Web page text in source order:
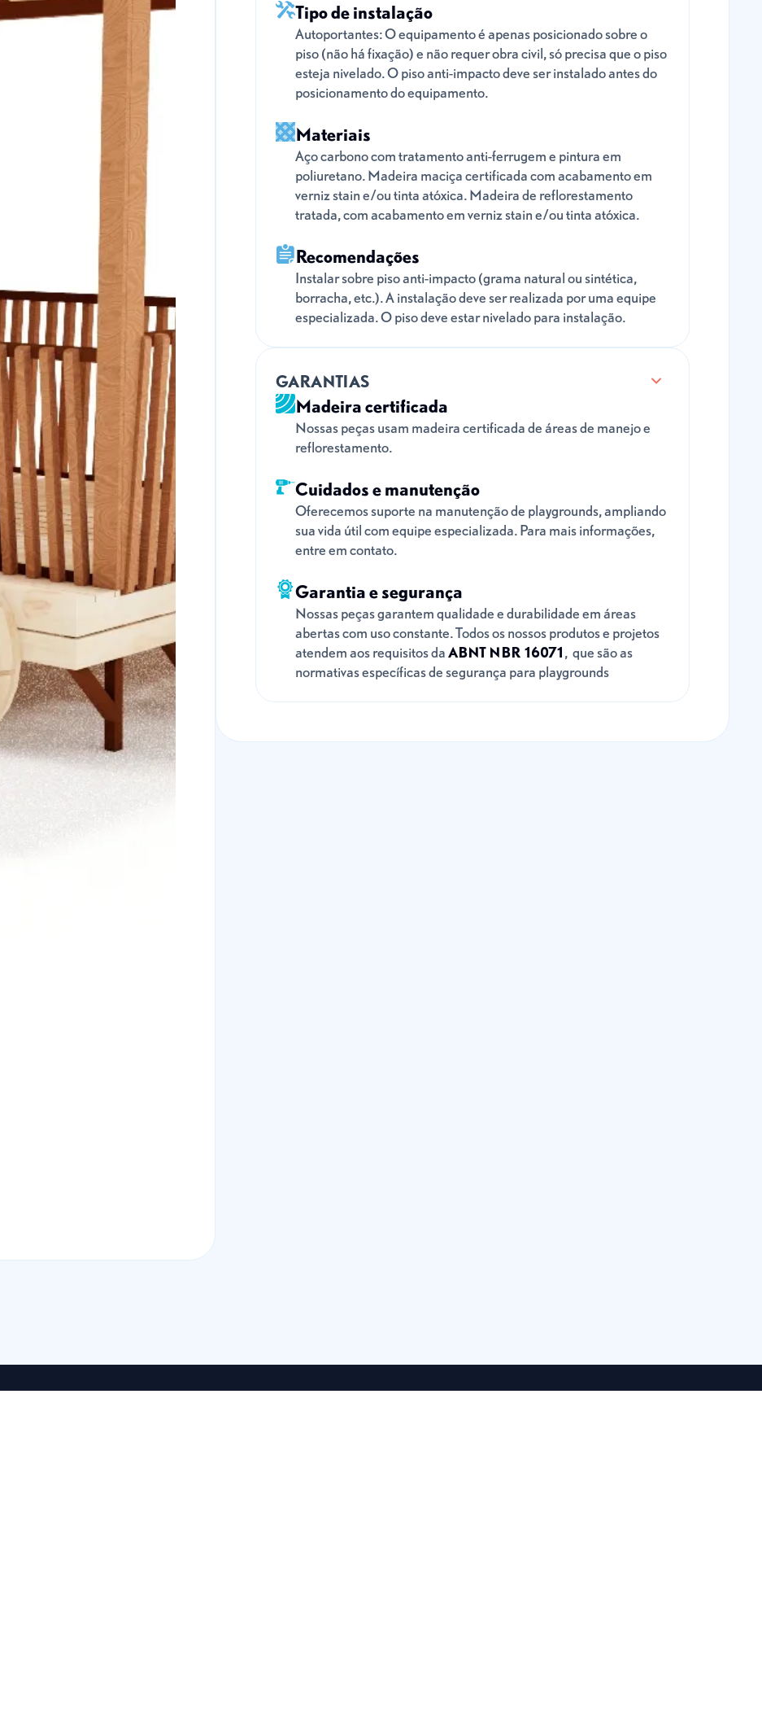
Tipo de instalação
Autoportantes: O equipamento é apenas posicionado sobre o
piso (não há fixação) e não requer obra civil, só precisa que o piso
esteja nivelado. O piso anti-impacto deve ser instalado antes do
posicionamento do equipamento.
Materiais
Aço carbono com tratamento anti-ferrugem e pintura em
poliuretano. Madeira maciça certificada com acabamento em
verniz stain e/ou tinta atóxica. Madeira de reflorestamento
tratada, com acabamento em verniz stain e/ou tinta atóxica.
Recomendações
Instalar sobre piso anti-impacto (grama natural ou sintética,
borracha, etc.). A instalação deve ser realizada por uma equipe
especializada. O piso deve estar nivelado para instalação.
GARANTIAS
Madeira certificada
Nossas peças usam madeira certificada de áreas de manejo e
reflorestamento.
Cuidados e manutenção
Oferecemos suporte na manutenção de playgrounds, ampliando
sua vida útil com equipe especializada. Para mais informações,
entre em contato.
Garantia e segurança
Nossas peças garantem qualidade e durabilidade em áreas
abertas com uso constante. Todos os nossos produtos e projetos
atendem aos requisitos daABNT NBR 16071, que são as
normativas específicas de segurança para playgrounds